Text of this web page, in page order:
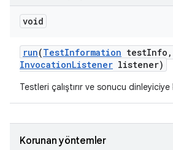
void
run(TestInformation testInfo ,
InvocationListener listener)
Testleri çalıştırır ve sonucu dinleyiciye
Korunan yöntemler